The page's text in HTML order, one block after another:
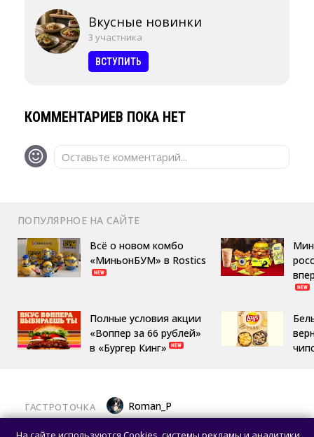
Вкусные новинки
3 участника
ВСТУПИТЬ
КОММЕНТАРИЕВ ПОКА НЕТ
Оставьте комментарий...
ПОПУЛЯРНОЕ НА САЙТЕ
Всё о новом комбо
«МиньонБУМ» в Rostics
Полные условия акции
«Воппер за 66 рублей»
в «Бургер Кинг»
ГАСТРОТОЧКА Roman_P
Латте «Золотой ключик» и торт «Москва»